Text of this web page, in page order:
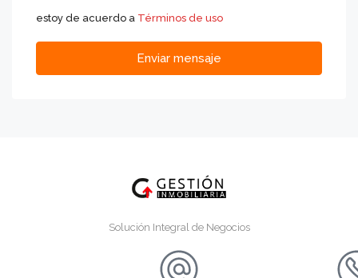
estoy de acuerdo a Términos de uso
Enviar mensaje
Solución Integral de Negocios